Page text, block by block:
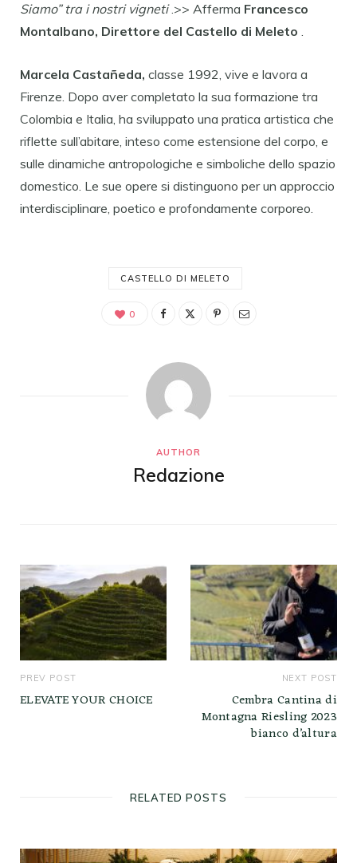
Siamo” tra i nostri vigneti.>> Afferma Francesco
Montalbano, Direttore del Castello di Meleto .
Marcela Castañeda, classe 1992, vive e lavora a
Firenze. Dopo aver completato la sua formazione tra
Colombia e Italia, ha sviluppato una pratica artistica che
riflette sull’abitare, inteso come estensione del corpo, e
sulle dinamiche antropologiche e simboliche dello spazio
domestico. Le sue opere si distinguono per un approccio
interdisciplinare, poetico e profondamente corporeo.
CASTELLO DI MELETO
0
AUTHOR
Redazione
PREV POST
ELEVATE YOUR CHOICE
NEXT POST
Cembra Cantina di
Montagna Riesling 2023
bianco d’altura
RELATED POSTS